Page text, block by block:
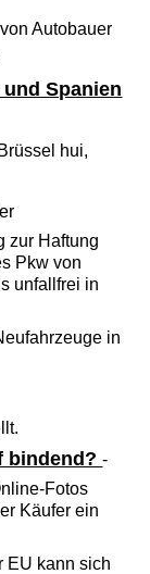
Autobauer
Spanien
hui,
zur Haftung
Pkw von
unfallfrei in
in
bindend?-
Fotos
Käufer ein
EU kann sich